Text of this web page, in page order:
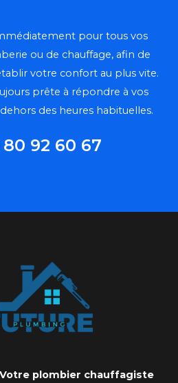
pour tous vos
ou de chauffage, afin de
votre confort au plus vite.
prête à répondre à vos
des heures habituelles.
92 60 67
plombier chauffagiste